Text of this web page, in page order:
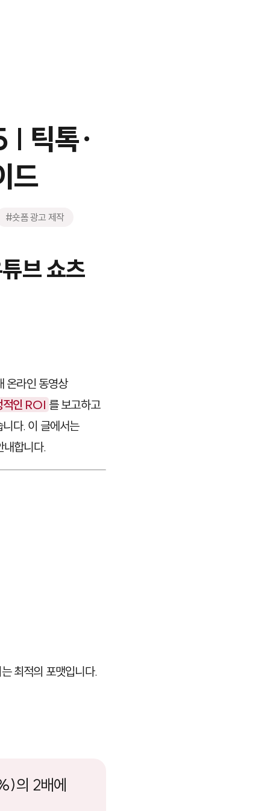
| 틱톡·
드
#숏폼 광고 제작
브 쇼츠
온라인 동영상
인 ROI 를 보고하고
다. 이 글에서는
내합니다.
최적의 포맷입니다.
의 2배에